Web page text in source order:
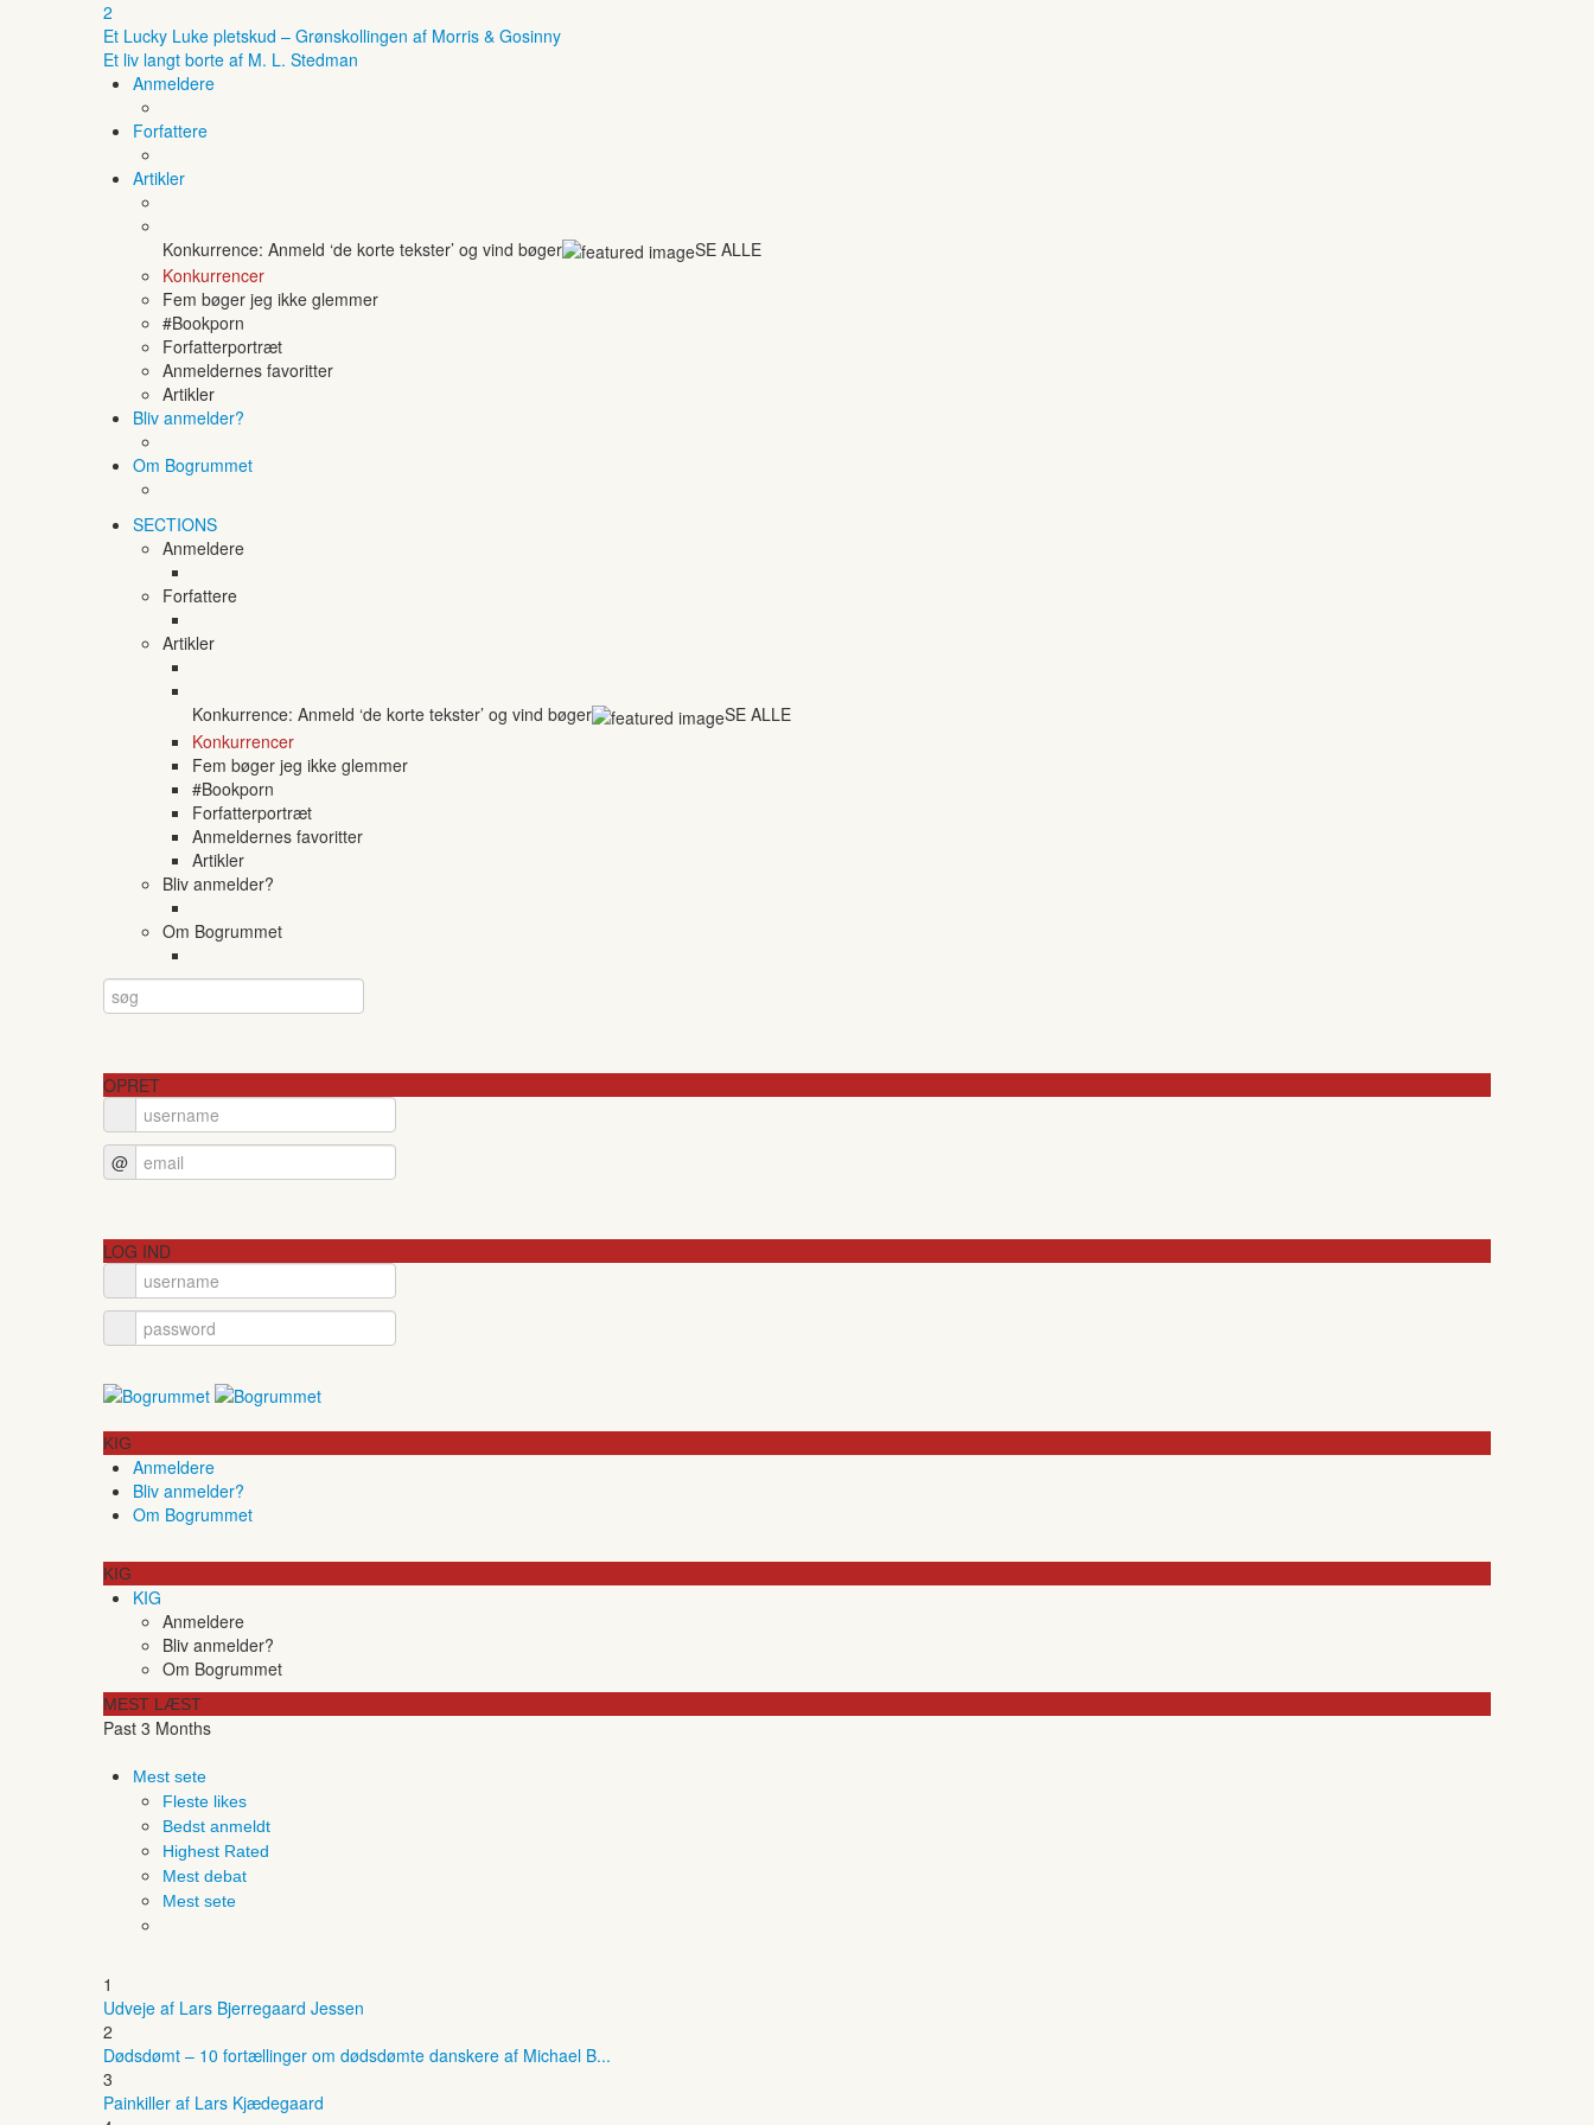
2
Et Lucky Luke pletskud – Grønskollingen af Morris & Gosinny
Et liv langt borte af M. L. Stedman
Anmeldere
Forfattere
Artikler
Konkurrence: Anmeld ‘de korte tekster’ og vind bøger
SE ALLE
Konkurrencer
Fem bøger jeg ikke glemmer
#Bookporn
Forfatterportræt
Anmeldernes favoritter
Artikler
Bliv anmelder?
Om Bogrummet
SECTIONS
Anmeldere
Forfattere
Artikler
Konkurrence: Anmeld ‘de korte tekster’ og vind bøger
SE ALLE
Konkurrencer
Fem bøger jeg ikke glemmer
#Bookporn
Forfatterportræt
Anmeldernes favoritter
Artikler
Bliv anmelder?
Om Bogrummet
OPRET
@
LOG IND
KIG
Anmeldere
Bliv anmelder?
Om Bogrummet
KIG
KIG
Anmeldere
Bliv anmelder?
Om Bogrummet
MEST LÆST
Past 3 Months
Mest sete
Fleste likes
Bedst anmeldt
Highest Rated
Mest debat
Mest sete
1
Udveje af Lars Bjerregaard Jessen
2
Dødsdømt – 10 fortællinger om dødsdømte danskere af Michael B...
3
Painkiller af Lars Kjædegaard